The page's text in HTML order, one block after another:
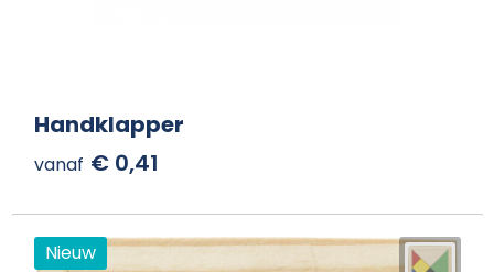
Handklapper
vanaf € 0,41
Nieuw